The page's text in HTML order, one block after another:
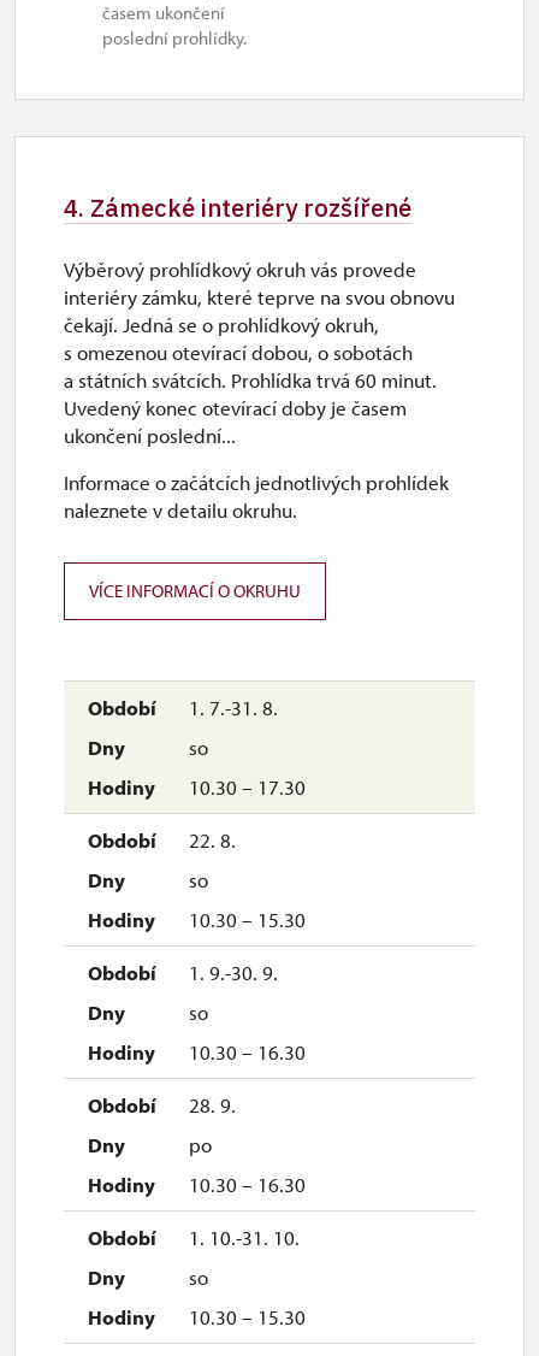
26. 10.-27. 10.
11.00 – 14.00
st
29. 10.-30. 10.
čt–pá
10.00 – 16.00
1. 11.
10.00 – 16.00
časem ukončení
poslední prohlídky.
4. Zámecké interiéry rozšířené
1. 7.-31. 8.
so
10.30 – 17.30
22. 8.
so
10.30 – 15.30
1. 9.-30. 9.
so
10.30 – 16.30
28. 9.
po
10.30 – 16.30
1. 10.-31. 10.
so
10.30 – 15.30
Výběrový prohlídkový okruh vás provede
interiéry zámku, které teprve na svou obnovu
čekají. Jedná se o prohlídkový okruh,
s omezenou otevírací dobou, o sobotách
a státních svátcích. Prohlídka trvá 60 minut.
Uvedený konec otevírací doby je časem
ukončení poslední...
Informace o začátcích jednotlivých prohlídek
naleznete v detailu okruhu.
VÍCE INFORMACÍ O OKRUHU